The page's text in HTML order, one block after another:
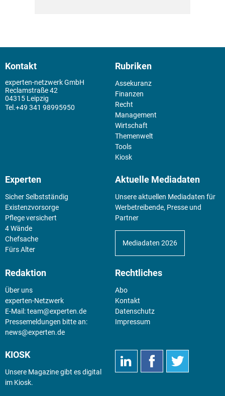
Kontakt
experten-netzwerk GmbH
Reclamstraße 42
04315 Leipzig
+49 341 98995950
Rubriken
Assekuranz
Finanzen
Recht
Management
Wirtschaft
Themenwelt
Tools
Kiosk
Experten
Sicher Selbstständig
Existenz­vorsorge
Pflege versichert
4 Wände
Chefsache
Fürs Alter
Aktuelle Mediadaten
Unsere aktuellen Mediadaten für
Werbetreibende, Presse und
Partner
Mediadaten 2026
Redaktion
Über uns
experten-Netzwerk
E-Mail:team@experten.de
Pressemeldungen bitte an:
news@experten.de
Rechtliches
Abo
Kontakt
Datenschutz
Impressum
KIOSK
Unsere Magazine gibt es digital
im Kiosk.